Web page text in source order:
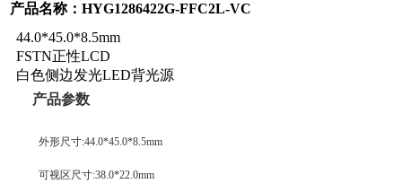
产品名称：HYG1286422G-FFC2L-VC
44.0*45.0*8.5mm
FSTN正性LCD
白色侧边发光LED背光源
产品参数
外形尺寸:44.0*45.0*8.5mm
可视区尺寸:38.0*22.0mm